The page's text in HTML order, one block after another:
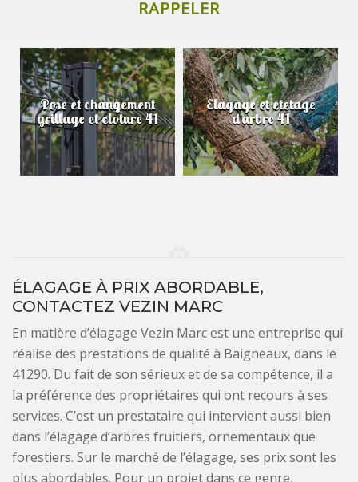
Pose et changement
grillage et cloture 41
Elagage et etetage
d'arbre 41
ÉLAGAGE À PRIX ABORDABLE,
CONTACTEZ VEZIN MARC
En matière d’élagage Vezin Marc est une entreprise qui
réalise des prestations de qualité à Baigneaux, dans le
41290. Du fait de son sérieux et de sa compétence, il a
la préférence des propriétaires qui ont recours à ses
services. C’est un prestataire qui intervient aussi bien
dans l’élagage d’arbres fruitiers, ornementaux que
forestiers. Sur le marché de l’élagage, ses prix sont les
plus abordables. Pour un projet dans ce genre,